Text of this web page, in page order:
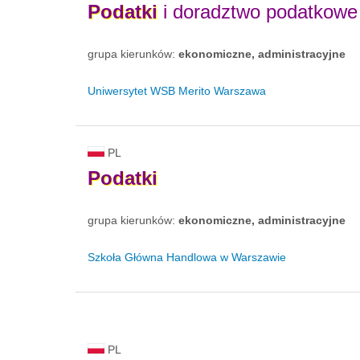
Podatki i doradztwo podatkowe
grupa kierunków: ekonomiczne, administracyjne
Uniwersytet WSB Merito Warszawa
PL
Podatki
grupa kierunków: ekonomiczne, administracyjne
Szkoła Główna Handlowa w Warszawie
PL